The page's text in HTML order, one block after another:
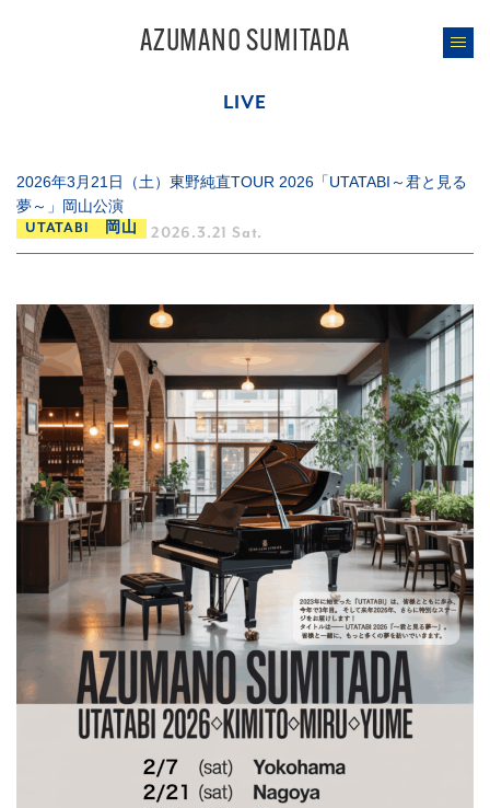
AZUMANO SUMITADA
LIVE
2026年3月21日（土）東野純直TOUR 2026「UTATABI～君と見る
夢～」岡山公演
UTATABI 岡山 2026.3.21 Sat.